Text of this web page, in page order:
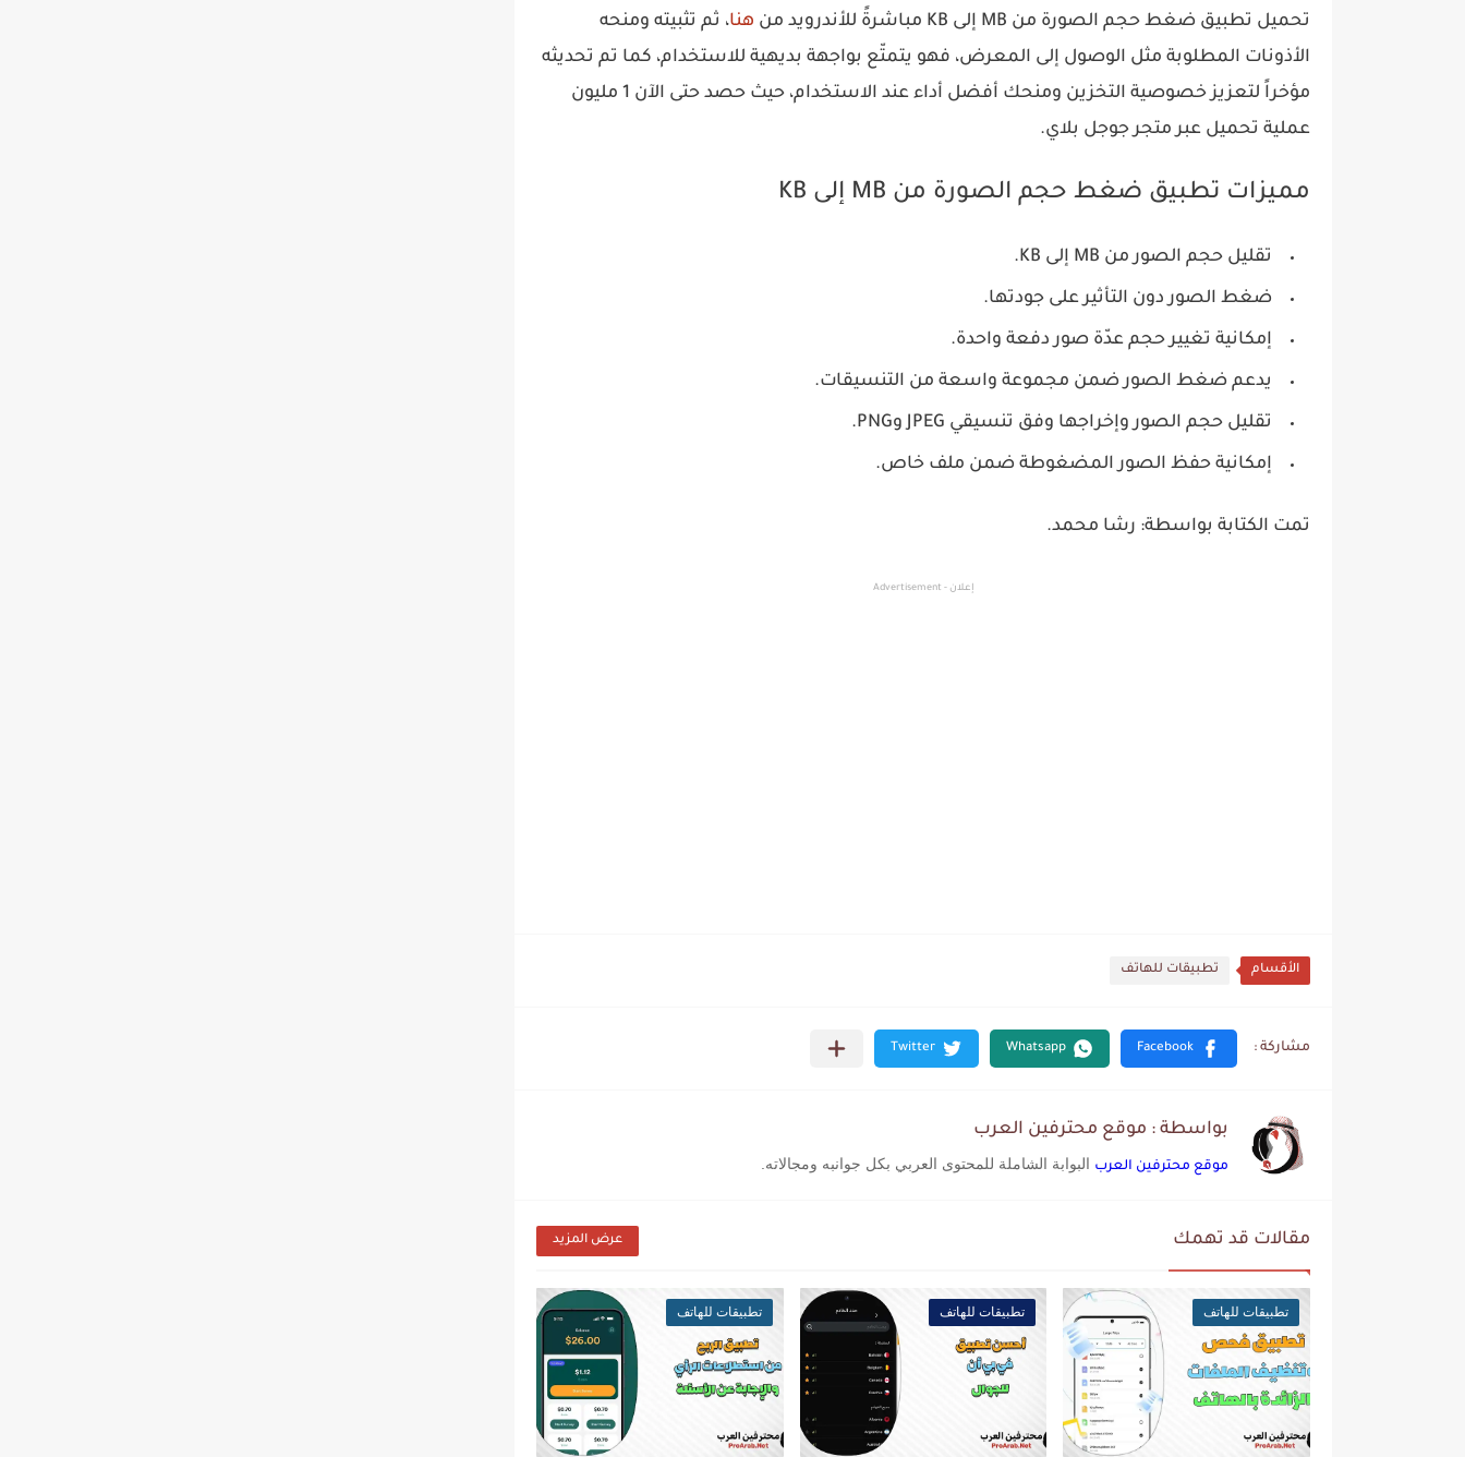
تحميل تطبيق ضغط حجم الصورة من MB إلى KB مباشرةً للأندرويد من
هنا، ثم تثبيته ومنحه
الأذونات المطلوبة مثل الوصول إلى المعرض، فهو يتمتّع بواجهة بديهية للاستخدام، كما تم تحديثه
مؤخراً لتعزيز خصوصية التخزين ومنحك أفضل أداء عند الاستخدام، حيث حصد حتى الآن 1 مليون
عملية تحميل عبر متجر جوجل بلاي.
مميزات تطبيق ضغط حجم الصورة من MB إلى KB
تقليل حجم الصور من MB إلى KB.
ضغط الصور دون التأثير على جودتها.
إمكانية تغيير حجم عدّة صور دفعة واحدة.
يدعم ضغط الصور ضمن مجموعة واسعة من التنسيقات.
تقليل حجم الصور وإخراجها وفق تنسيقي JPEG وPNG.
إمكانية حفظ الصور المضغوطة ضمن ملف خاص.
تمت الكتابة بواسطة: رشا محمد.
إعلان - Advertisement
الأقسام تطبيقات للهاتف
بواسطة : موقع محترفين العرب
موقع محترفين العرب البوابة الشاملة للمحتوى العربي بكل جوانبه ومجالاته.
مقالات قد تهمك عرض المزيد
تطبيقات للهاتف تطبيقات للهاتف تطبيقات للهاتف